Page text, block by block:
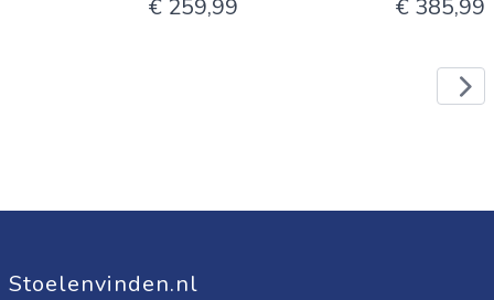
€ 259,99 € 385,99
Stoelenvinden.nl